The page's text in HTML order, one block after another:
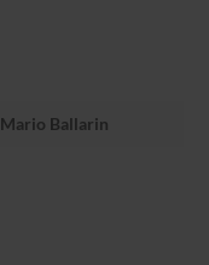
Mario Ballarin